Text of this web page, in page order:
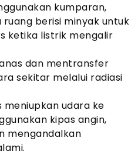
kumparan,
berisi minyak untuk
ketika listrik mengalir
dan mentransfer
sekitar melalui radiasi
udara ke
kipas angin,
mengandalkan